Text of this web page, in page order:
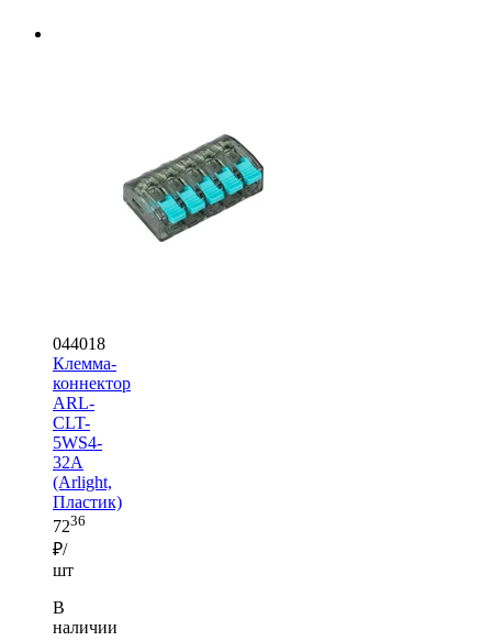
044018
Клемма-
коннектор
ARL-
CLT-
5WS4-
32A
(Arlight,
Пластик)
7236
₽/
шт
В
наличии